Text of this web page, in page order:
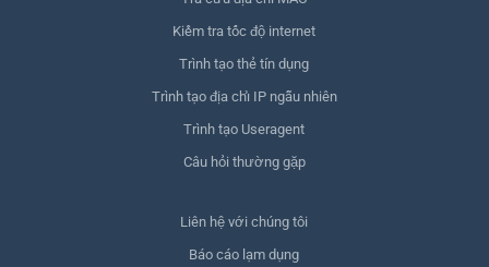
Kiểm tra tốc độ internet
Trình tạo thẻ tín dụng
Trình tạo địa chỉ IP ngẫu nhiên
Trình tạo Useragent
Câu hỏi thường gặp
Liên hệ với chúng tôi
Báo cáo lạm dụng